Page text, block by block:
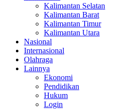
Kalimantan Selatan
Kalimantan Barat
Kalimantan Timur
Kalimantan Utara
Nasional
Internasional
Olahraga
Lainnya
Ekonomi
Pendidikan
Hukum
Login